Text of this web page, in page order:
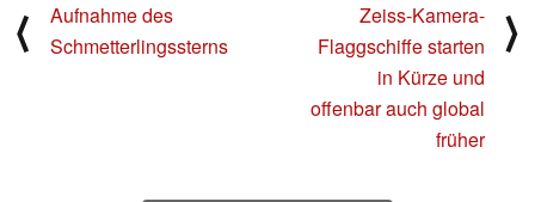
⟨
Aufnahme des
Schmetterlingssterns
Zeiss-Kamera-
Flaggschiffe starten
in Kürze und
offenbar auch global
früher
⟩